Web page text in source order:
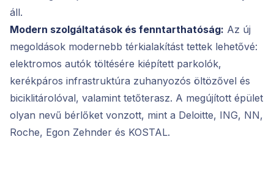
áll.
Modern szolgáltatások és fenntarthatóság: Az új
megoldások modernebb térkialakítást tettek lehetővé:
elektromos autók töltésére kiépített parkolók,
kerékpáros infrastruktúra zuhanyozós öltözővel és
biciklitárolóval, valamint tetőterasz. A megújított épület
olyan nevű bérlőket vonzott, mint a Deloitte, ING, NN,
Roche, Egon Zehnder és KOSTAL.